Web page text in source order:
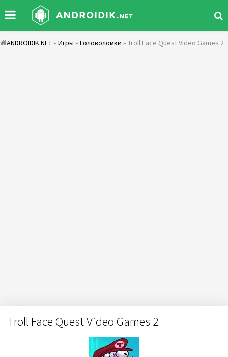
ANDROIDIK.NET » Игры » Головоломки » Troll Face Quest Video Games 2
Troll Face Quest Video Games 2